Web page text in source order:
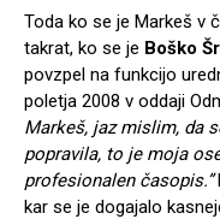
Toda ko se je Markeš v
takrat, ko se je Boško
povzpel na funkcijo
poletja 2008 v oddaji
Markeš, jaz mislim, da
popravila, to je moja
profesionalen časopis.”
kar se je dogajalo